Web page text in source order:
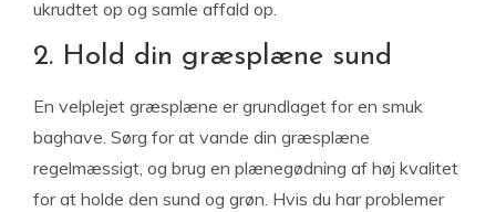
ukrudtet op og samle affald op.
2. Hold din græsplæne sund
En velplejet græsplæne er grundlaget for en smuk
baghave. Sørg for at vande din græsplæne
regelmæssigt, og brug en plænegødning af høj kvalitet
for at holde den sund og grøn. Hvis du har problemer